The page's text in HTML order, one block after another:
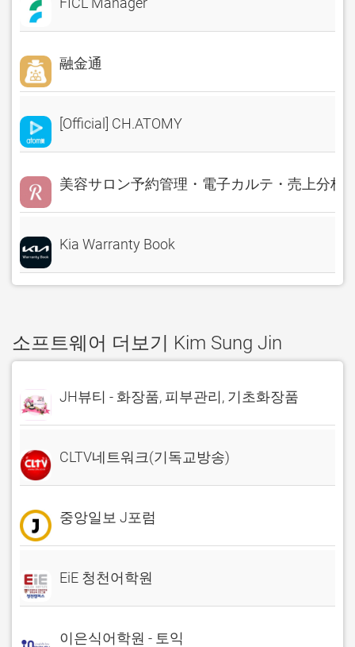
融金通
[Official] CH.ATOMY
美容サロン予約管理・電子カルテ・売上分析
Kia Warranty Book
소프트웨어 더보기 Kim Sung Jin
JH뷰티 - 화장품, 피부관리, 기초화장품
CLTV네트워크(기독교방송)
중앙일보 J포럼
EiE 청천어학원
이은식어학원 - 토익